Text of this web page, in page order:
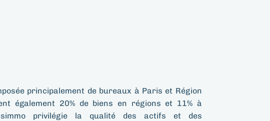
principalement de bureaux à Paris et Région
également 20% de biens en régions et 11% à
privilégie la qualité des actifs et des